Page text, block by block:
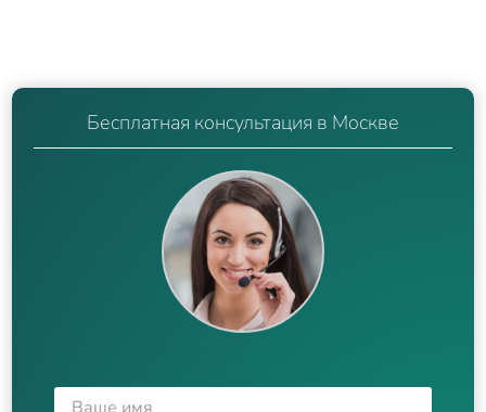
Бесплатная консультация в Москве